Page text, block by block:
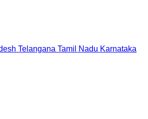
Telangana Tamil Nadu Karnataka